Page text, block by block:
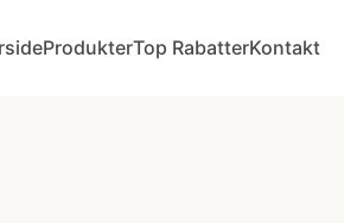
ProdukterTop RabatterKontakt